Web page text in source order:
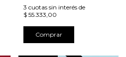
3 cuotas sin interés de
$ 55.333,00
Comprar